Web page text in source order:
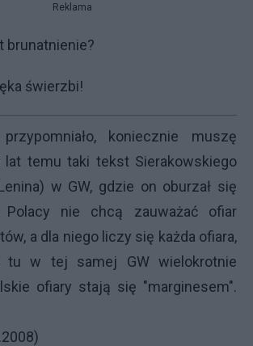
Reklama
brunatnienie?
świerzbi!
koniecznie muszę
lat temu taki tekst Sierakowskiego
w GW, gdzie on oburzał się
Polacy nie chcą zauważać ofiar
a dla niego liczy się każda ofiara,
tu w tej samej GW wielokrotnie
ofiary stają się "marginesem".